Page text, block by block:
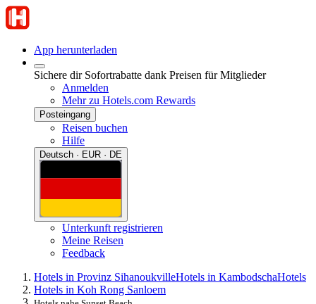
App herunterladen
Sichere dir Sofortrabatte dank Preisen für Mitglieder
Anmelden
Mehr zu Hotels.com Rewards
Posteingang
Reisen buchen
Hilfe
Deutsch · EUR · DE
Unterkunft registrieren
Meine Reisen
Feedback
Hotels in Provinz SihanoukvilleHotels in KambodschaHotels
Hotels in Koh Rong Sanloem